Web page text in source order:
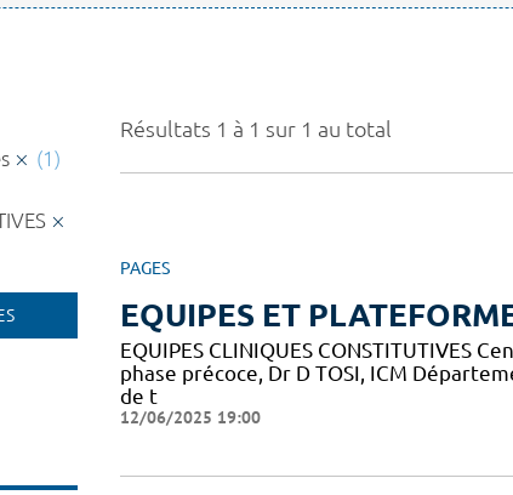
Résultats 1 à 1 sur 1 au total
PAGES
EQUIPES ET
EQUIPES CLINIQUES CONSTITUTIVES
phase précoce, Dr D TOSI, ICM
de t
12/06/2025 19:00
(1)